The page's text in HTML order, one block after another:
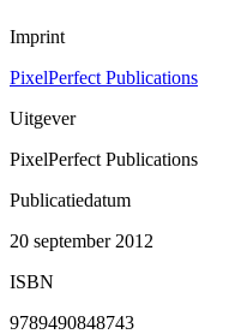
Imprint
PixelPerfect Publications
Uitgever
PixelPerfect Publications
Publicatiedatum
20 september 2012
ISBN
9789490848743